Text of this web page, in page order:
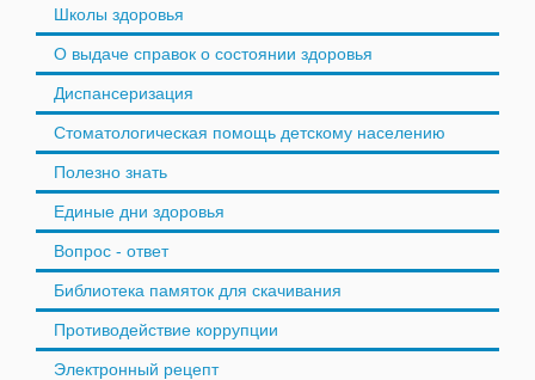
Школы здоровья
О выдаче справок о состоянии здоровья
Диспансеризация
Стоматологическая помощь детскому населению
Полезно знать
Единые дни здоровья
Вопрос - ответ
Библиотека памяток для скачивания
Противодействие коррупции
Электронный рецепт